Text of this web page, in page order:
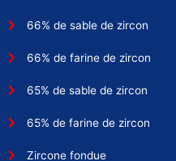
66% de sable de zircon
66% de farine de zircon
65% de sable de zircon
65% de farine de zircon
Zircone fondue